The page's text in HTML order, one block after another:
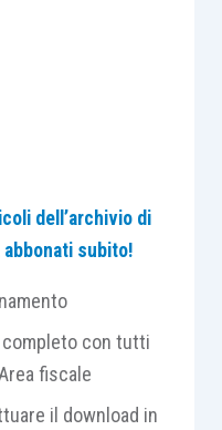
di porre e di porsi
di dubitare. E
ce l’ha quanto,
non
cittadini hanno un
dai sudditi e
della critica e
dell’archivio di
subito!
con tutti
fiscale
il download in